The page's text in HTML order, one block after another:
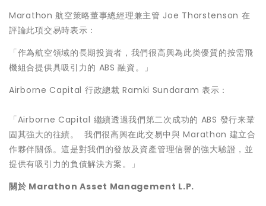
Marathon 航空策略董事總經理兼主管 Joe Thorstenson 在
評論此項交易時表示：
「作為航空領域的長期投資者，我們很高興為此类優質的按需飛
機組合提供具吸引力的 ABS 融資。」
Airborne Capital 行政總裁Ramki Sundaram 表示：
「Airborne Capital 繼續透過我們第二次成功的 ABS 發行来鞏
固其強大的往績。 我們很高興在此交易中與 Marathon 建立合
作夥伴關係。這是對我們的發放及資產管理信譽的強大驗證，並
提供有吸引力的負債解決方案。」
關於 Marathon Asset Management L.P.